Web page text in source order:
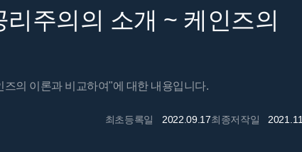
주의의 소개 ~ 케인즈의
의 이론과 비교하여"에 대한 내용입니다.
최초등록일 2022.09.17최종저작일 2021.11